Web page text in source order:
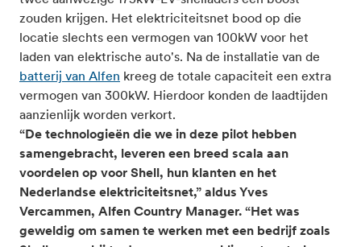
zouden krijgen. Het elektriciteitsnet bood op die
locatie slechts een vermogen van 100kW voor het
laden van elektrische auto's. Na de installatie van de
batterij van Alfen kreeg de totale capaciteit een extra
vermogen van 300kW. Hierdoor konden de laadtijden
aanzienlijk worden verkort.
“De technologieën die we in deze pilot hebben
samengebracht, leveren een breed scala aan
voordelen op voor Shell, hun klanten en het
Nederlandse elektriciteitsnet,” aldus Yves
Vercammen, Alfen Country Manager. “Het was
geweldig om samen te werken met een bedrijf zoals